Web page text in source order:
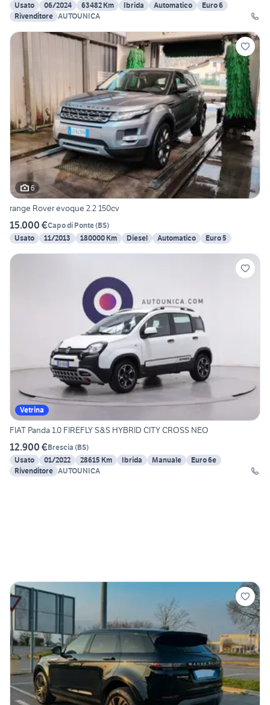
Usato
06/2024 63482 Km Ibrida Automatico
Euro 6
Rivenditore AUTOUNICA
6
range Rover evoque 2.2 150cv
15.000 €Capo di Ponte(BS)
Usato
11/2013 180000 Km Diesel Automatico Euro 5
Vetrina
FIAT Panda 1.0 FIREFLY S&S HYBRID CITY CROSS NEO
12.900 €Brescia (BS)
Usato
01/2022 28615 Km Ibrida Manuale
Euro 6e
Rivenditore AUTOUNICA